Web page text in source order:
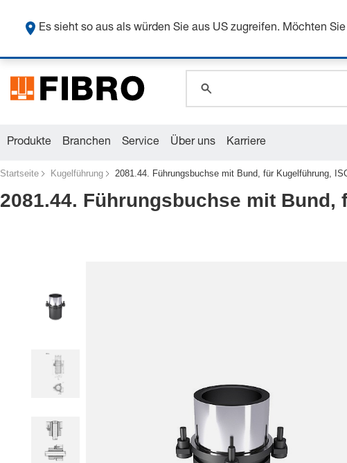
Sichern Sie
Produkte Branchen Service Über uns Karriere
Startseite Kugelführung 2081.44. Führungsbuchse mit Bund, für Kugelführung,
2081.44. Führungsbuchse mit Bund,
Es sieht so aus als würden Sie aus US zugreifen. Möchten